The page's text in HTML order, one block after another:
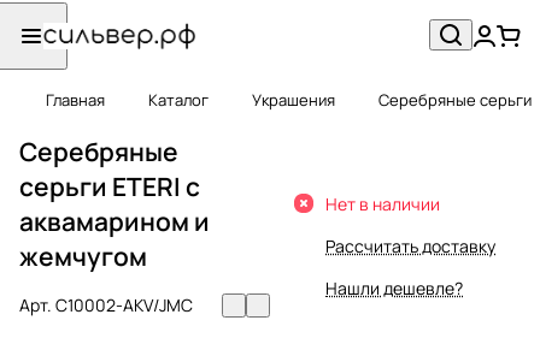
Главная Каталог Украшения Серебряные серьги
Серебряные
серьги ETERI с
аквамарином и
жемчугом
Арт. C10002-AKV/JMC
Нет в наличии
Рассчитать доставку
Нашли дешевле?